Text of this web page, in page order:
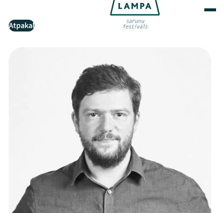
Atpakaļ